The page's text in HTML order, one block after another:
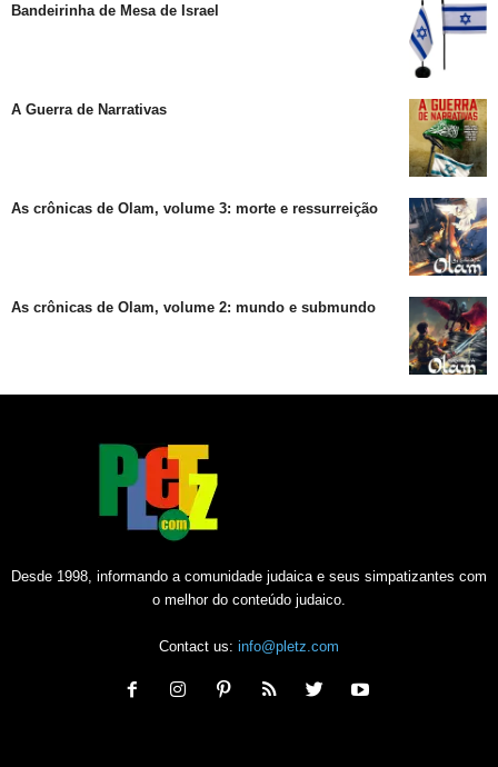
Bandeirinha de Mesa de Israel
A Guerra de Narrativas
As crônicas de Olam, volume 3: morte e ressurreição
As crônicas de Olam, volume 2: mundo e submundo
Desde 1998, informando a comunidade judaica e seus simpatizantes com
o melhor do conteúdo judaico.
Contact us: info@pletz.com